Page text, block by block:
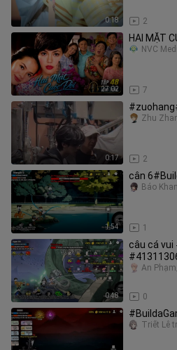
0:18 2
27:02
HAI MẶT
7
NVC
0:17 2
Zhu
1:54
cân
1
Bảo
0:48
câu cá vui
0
An
Triết Lê